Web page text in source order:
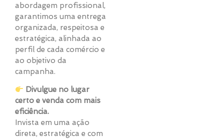
abordagem profissional,
garantimos uma entrega
organizada, respeitosa e
estratégica, alinhada ao
perfil de cada comércio e
ao objetivo da
campanha.
Divulgue no lugar
certo e venda com mais
eficiência.
Invista em uma ação
direta, estratégica e com